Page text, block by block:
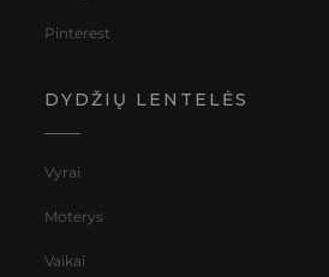
Pinterest
DYDŽIŲ LENTELĖS
Vyrai
Moterys
Vaikai